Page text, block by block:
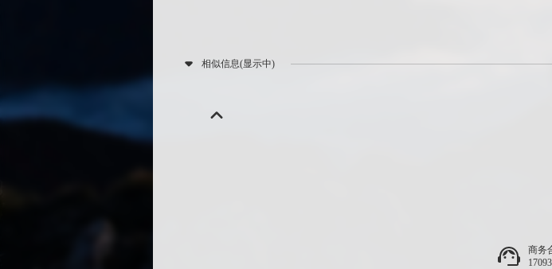
相似信息(显示中)
商务